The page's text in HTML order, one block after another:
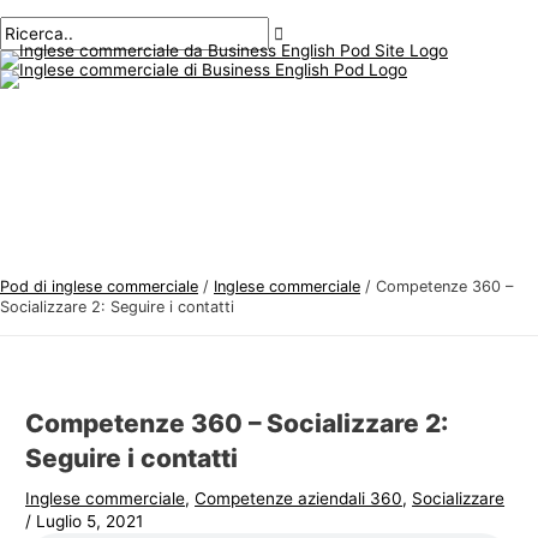
al
contenuto
principale
Pod di inglese commerciale / Inglese commerciale / Competenze 360 –
Socializzare 2: Seguire i contatti
Competenze 360 – Socializzare 2:
Seguire i contatti
Inglese commerciale,Competenze aziendali 360, Socializzare
/ Luglio 5, 2021
navigazione
qui..
mail*
A
r
g
d
g
l
e
s
C
e
r